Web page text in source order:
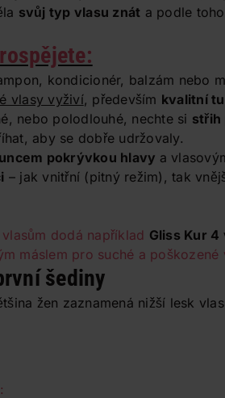
svůj typ vlasu znát a podle
kondicionér, balzám nebo
vlasy vyživí, především kvalitní
nebo polodlouhé, nechte si střih
aby se dobře udržovaly.
pokrývkou hlavy a
– jak vnitřní (pitný režim), tak
dodá například Gliss Kur 4
máslem pro suché a poškozené
šediny
žen zaznamená nižší lesk